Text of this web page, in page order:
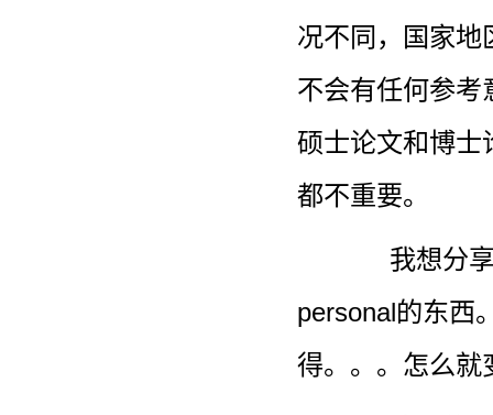
况不同，国家地
不会有任何参考
硕士论文和博士
都不重要。
我想分
personal的东西
得。。。怎么就